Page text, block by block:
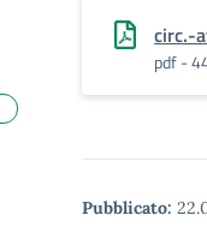
circ.-
pdf -
Pubblicato: